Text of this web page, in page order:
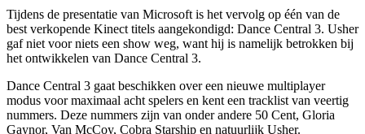
Tijdens de presentatie van Microsoft is het vervolg op één van de
best verkopende Kinect titels aangekondigd: Dance Central 3. Usher
gaf niet voor niets een show weg, want hij is namelijk betrokken bij
het ontwikkelen van Dance Central 3.
Dance Central 3 gaat beschikken over een nieuwe multiplayer
modus voor maximaal acht spelers en kent een tracklist van veertig
nummers. Deze nummers zijn van onder andere 50 Cent, Gloria
Gaynor, Van McCoy, Cobra Starship en natuurlijk Usher.